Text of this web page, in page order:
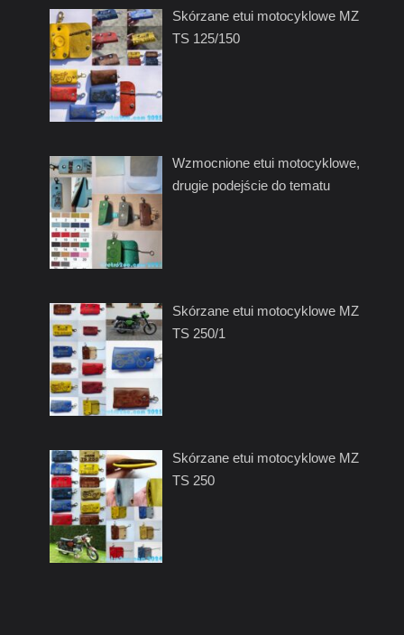
Skórzane etui motocyklowe MZ
TS 125/150
Wzmocnione etui motocyklowe,
drugie podejście do tematu
Skórzane etui motocyklowe MZ
TS 250/1
Skórzane etui motocyklowe MZ
TS 250